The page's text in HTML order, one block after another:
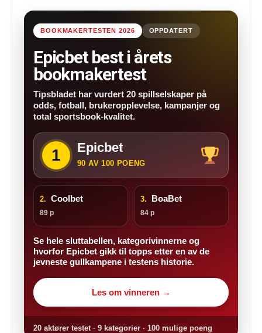
BOOKMAKERTESTEN 2026 OPPDATERT
Epicbet best i årets
bookmakertest
Tipsbladet har vurdert 20 spillselskaper på
odds, fotball, brukeropplevelse, kampanjer og
total sportsbook-kvalitet.
1 Epicbet
90 AV 100 POENG
2. Coolbet
89 p
3. BoaBet
84 p
Se hele sluttabellen, kategorivinnerne og
hvorfor Epicbet gikk til topps etter en av de
jevneste gullkampene i testens historie.
Les om vinneren →
20 aktører testet · 9 kategorier · 100 mulige poeng